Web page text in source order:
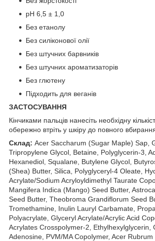
рН 6,5 ± 1,0
Без етанолу
Без силіконової олії
Без штучних барвників
Без штучних ароматизаторів
Без глютену
Підходить для веганів
ЗАСТОСУВАННЯ
Кінчиками пальців нанесіть необхідну
обережно втріть у шкіру до повного
Склад: Acer Saccharum (Sugar Maple) Sap,
Tripropylene Glycol, Betaine, Polyglycerin-3,
Hexanediol, Squalane, Butylene Glycol,
(Shea) Butter, Silica, Polyglyceryl-4 Oleate,
Acrylate/Sodium Acryloyldimethyl Taurate
Mangifera Indica (Mango) Seed Butter,
Seed Butter, Theobroma Grandiflorum Seed
Tromethamine, Inulin Lauryl Carbamate,
Polyacrylate, Glyceryl Acrylate/Acrylic Acid
Acrylates Crosspolymer-2, Ethylhexylglycerin,
Adenosine, PVM/MA Copolymer, Acer Rubrum